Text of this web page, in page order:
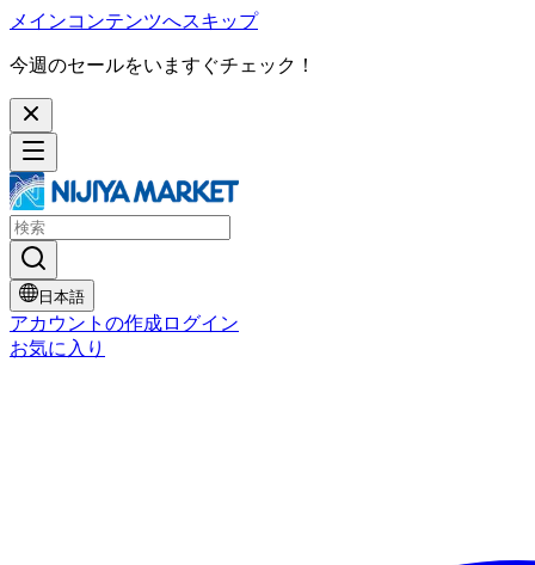
メインコンテンツへスキップ
今週のセールをいますぐチェック！
日本語
アカウントの作成ログイン
お気に入り